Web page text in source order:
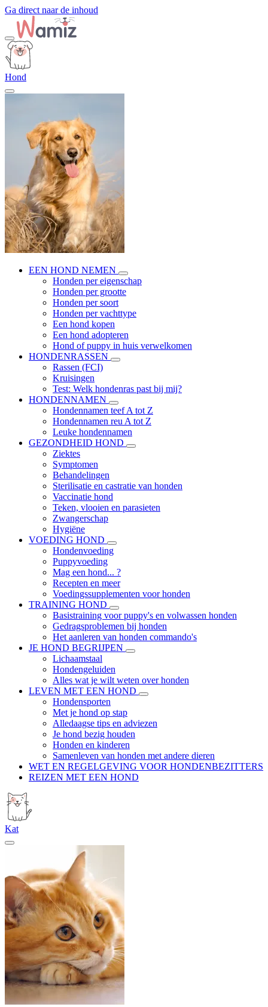
Ga direct naar de inhoud
Hond
EEN HOND NEMEN
Honden per eigenschap
Honden per grootte
Honden per soort
Honden per vachttype
Een hond kopen
Een hond adopteren
Hond of puppy in huis verwelkomen
HONDENRASSEN
Rassen (FCI)
Kruisingen
Test: Welk hondenras past bij mij?
HONDENNAMEN
Hondennamen teef A tot Z
Hondennamen reu A tot Z
Leuke hondennamen
GEZONDHEID HOND
Ziektes
Symptomen
Behandelingen
Sterilisatie en castratie van honden
Vaccinatie hond
Teken, vlooien en parasieten
Zwangerschap
Hygiëne
VOEDING HOND
Hondenvoeding
Puppyvoeding
Mag een hond... ?
Recepten en meer
Voedingssupplementen voor honden
TRAINING HOND
Basistraining voor puppy's en volwassen honden
Gedragsproblemen bij honden
Het aanleren van honden commando's
JE HOND BEGRIJPEN
Lichaamstaal
Hondengeluiden
Alles wat je wilt weten over honden
LEVEN MET EEN HOND
Hondensporten
Met je hond op stap
Alledaagse tips en adviezen
Je hond bezig houden
Honden en kinderen
Samenleven van honden met andere dieren
WET EN REGELGEVING VOOR HONDENBEZITTERS
REIZEN MET EEN HOND
Kat